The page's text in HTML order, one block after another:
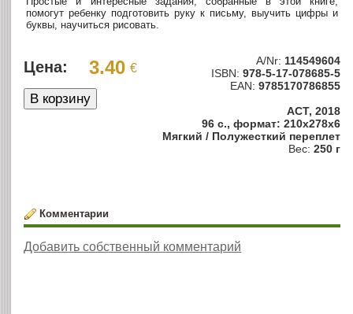
помогут ребенку подготовить руку к письму, выучить цифры и
буквы, научиться рисовать.
Цена: 3.40 € A/Nr: 114549604
ISBN: 978-5-17-078685-5
EAN: 9785170786855
АСТ, 2018
96 с., формат: 210x278x6
Мягкий / Полужесткий переплет
Вес: 250 г
Комментарии
Добавить собственный комментарий